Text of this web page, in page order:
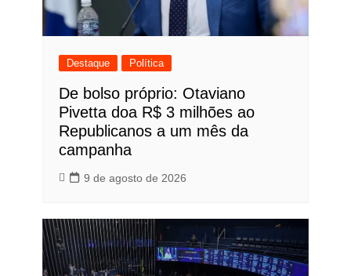
Destaque Política
De bolso próprio: Otaviano
Pivetta doa R$ 3 milhões ao
Republicanos a um mês da
campanha
9 de agosto de 2026